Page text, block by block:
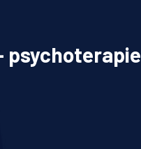
psychoterapie